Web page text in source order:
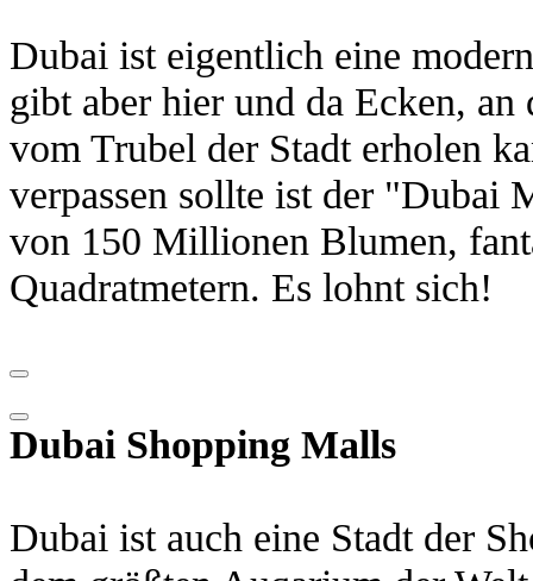
Dubai ist eigentlich eine
gibt aber hier und da Ecken,
vom Trubel der Stadt erholen
verpassen sollte ist der "Dubai
von 150 Millionen Blumen,
Quadratmetern. Es lohnt sich!
Dubai Shopping Malls
Dubai ist auch eine Stadt der